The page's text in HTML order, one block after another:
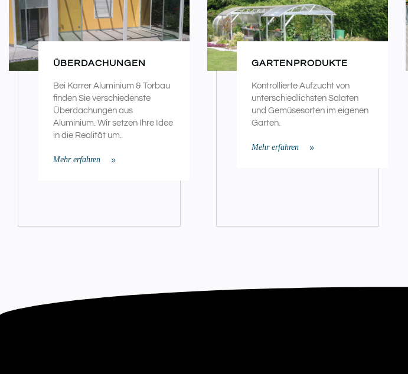
ÜBERDACHUNGEN
Bei Karrer Aluminium & Torbau
finden Sie verschiedenste
Überdachungen aus
Aluminium. Wir setzen Ihre Idee
in die Realität um.
Mehr erfahren
GARTENPRODUKTE
Kontrollierte Aufzucht von
unterschiedlichsten Salaten
und Gemüsesorten im eigenen
Garten.
Mehr erfahren